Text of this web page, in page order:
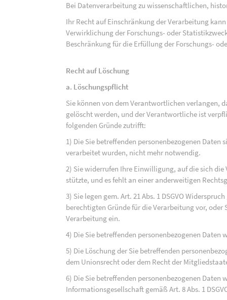
Bei Datenverarbeitung zu wissenschaftlichen,
Ihr Recht auf Einschränkung der Verarbeitung
Verwirklichung der Forschungs- oder
Beschränkung für die Erfüllung der Forschungs-
Recht auf Löschung
a. Löschungspflicht
Sie können von dem Verantwortlichen verlangen,
gelöscht werden, und der Verantwortliche ist
folgenden Gründe zutrifft:
1) Die Sie betreffenden personenbezogenen Daten
verarbeitet wurden, nicht mehr notwendig.
2) Sie widerrufen Ihre Einwilligung, auf die sich die
stützte, und es fehlt an einer anderweitigen
3) Sie legen gem. Art. 21 Abs. 1 DSGVO
berechtigten Gründe für die Verarbeitung vor, oder
Verarbeitung ein.
4) Die Sie betreffenden personenbezogenen
5) Die Löschung der Sie betreffenden
dem Unionsrecht oder dem Recht der
6) Die Sie betreffenden personenbezogenen Daten
Informationsgesellschaft gemäß Art. 8 Abs. 1